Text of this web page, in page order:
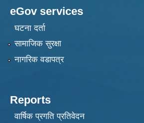
eGov services
घटना दर्ता
सामाजिक सुरक्षा
नागरिक वडापत्र
Reports
वार्षिक प्रगति प्रतिवेदन